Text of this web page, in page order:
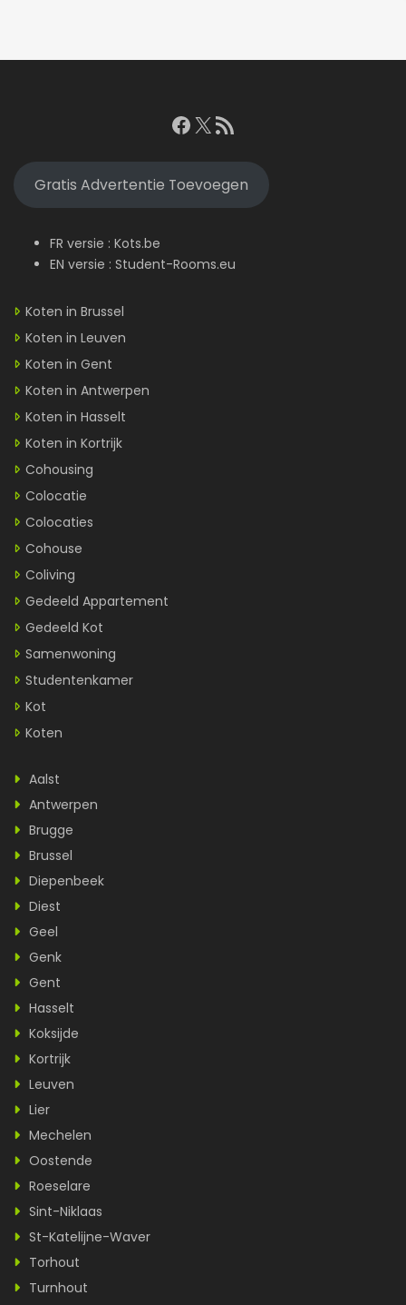
Facebook
X RSS feed
Gratis Advertentie Toevoegen
FR versie : Kots.be
EN versie : Student-Rooms.eu
Koten in Brussel
Koten in Leuven
Koten in Gent
Koten in Antwerpen
Koten in Hasselt
Koten in Kortrijk
Cohousing
Colocatie
Colocaties
Cohouse
Coliving
Gedeeld Appartement
Gedeeld Kot
Samenwoning
Studentenkamer
Kot
Koten
Aalst
Antwerpen
Brugge
Brussel
Diepenbeek
Diest
Geel
Genk
Gent
Hasselt
Koksijde
Kortrijk
Leuven
Lier
Mechelen
Oostende
Roeselare
Sint-Niklaas
St-Katelijne-Waver
Torhout
Turnhout